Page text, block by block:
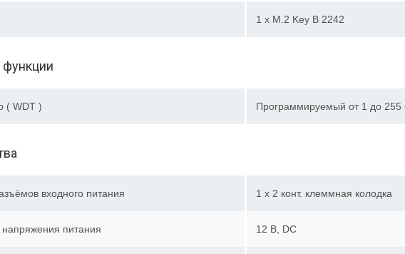
1 х M.2 Key B 2242
( WDT ) Программируемый от 1 до
входного питания 1 x 2 конт. клеммная колодка
напряжения питания 12 В, DC